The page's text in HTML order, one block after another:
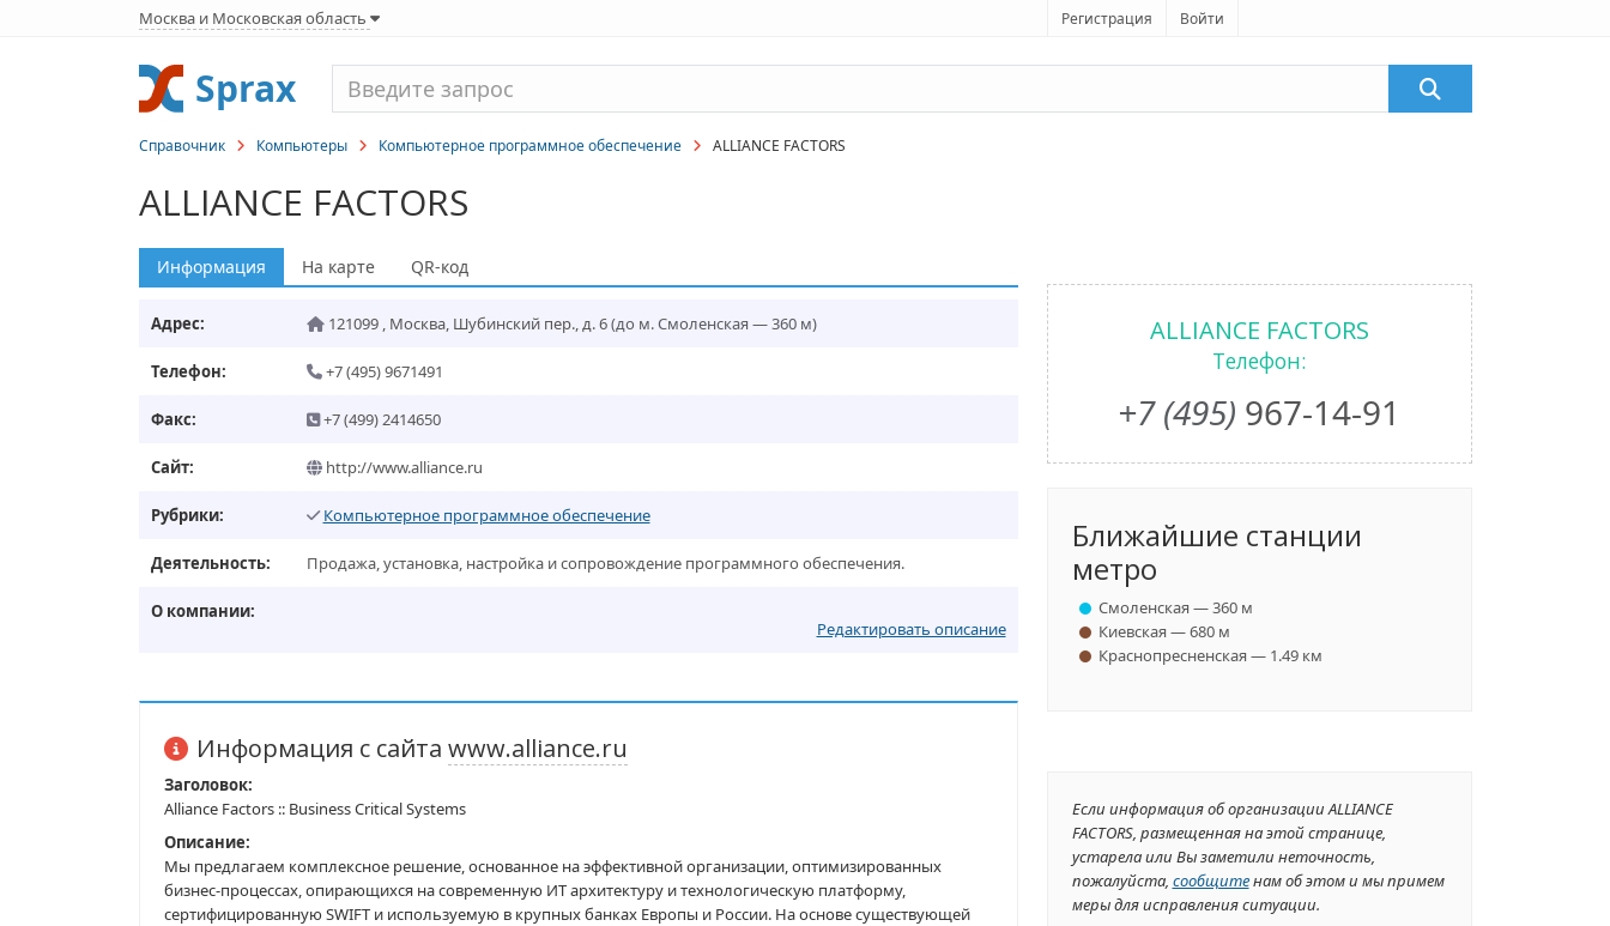
Москва и Московская область Регистрация Войти
Sprax
Справочник Компьютеры Компьютерное программное обеспечение ALLIANCE FACTORS
ALLIANCE FACTORS
Информация На карте QR-код
Адрес: 121099, Москва, Шубинский пер., д. 6(до м. Смоленская — 360 м)
Телефон: +7 (495) 9671491
Факс: +7 (499) 2414650
Сайт: http://www.alliance.ru
Рубрики: Компьютерное программное обеспечение
Деятельность: Продажа, установка, настройка и сопровождение программного обеспечения.
О компании:
Редактировать описание
Информация с сайта www.alliance.ru
Заголовок:
Alliance Factors :: Business Critical Systems
Описание:
Мы предлагаем комплексное решение, основанное на эффективной организации, оптимизированных
бизнес-процессах, опирающихся на современную ИТ архитектуру и технологическую платформу,
сертифицированную SWIFT и используемую в крупных банках Европы и России. На основе существующей
ALLIANCE FACTORS
Телефон:
+7 (495) 967-14-91
Ближайшие станции
метро
Смоленская — 360 м
Киевская — 680 м
Краснопресненская — 1.49 км
Если информация об организации ALLIANCE
FACTORS, размещенная на этой странице,
устарела или Вы заметили неточность,
пожалуйста, сообщитенам об этом и мы примем
меры для исправления ситуации.